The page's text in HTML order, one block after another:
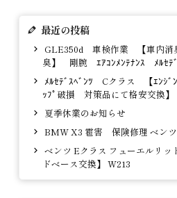
最近の投稿
GLE350d 車検作業 【車内
臭】 剛腕 ｴｱｺﾝﾒﾝﾃﾅﾝｽ ﾒﾙｾﾃ
ﾒﾙｾﾃﾞｽﾍﾞﾝﾂ Cクラス 【ｴﾝｼﾞ
ｯﾌﾟ破損 対策品にて格安交換
夏季休業のお知らせ
BMW X3 雹害 保険修理 ベン
ベンツ Eクラス フューエルリッ
ドベース交換】 W213